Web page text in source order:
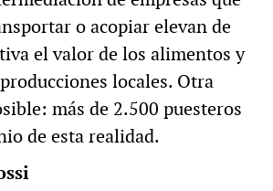
o acopiar elevan de
el valor de los alimentos y
locales. Otra
más de 2.500 puesteros
de esta realidad.